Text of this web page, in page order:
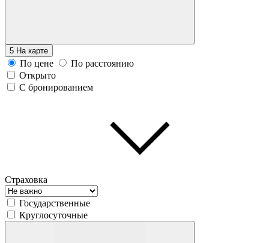
5 На карте
По цене
По расстоянию
Открыто
С бронированием
Страховка
Государственные
Круглосуточные